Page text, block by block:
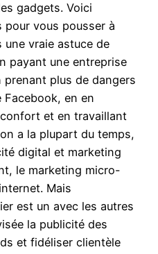
gadgets. Voici
pour vous pousser à
vraie astuce de
payant une entreprise
plus de dangers
en en
et en travaillant
a la plupart du temps,
digital et marketing
le marketing micro-
Mais
est un avec les autres
la publicité des
et fidéliser clientèle